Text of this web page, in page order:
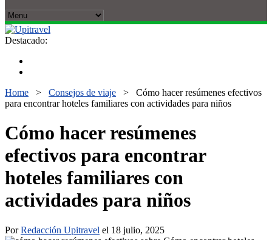
Destacado:
Home > Consejos de viaje > Cómo hacer resúmenes efectivos
para encontrar hoteles familiares con actividades para niños
Cómo hacer resúmenes
efectivos para encontrar
hoteles familiares con
actividades para niños
PorRedacción Upitravel el 18 julio, 2025